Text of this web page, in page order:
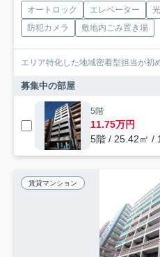
オートロック エレベーター
防犯カメラ
敷地内ごみ置き場
エリア特化した地域密着型担当が初
募集中の部屋
5階
11.75万円
5階 / 25.42㎡ /
賃貸マンション